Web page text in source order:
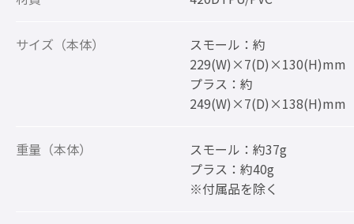
サイズ（本体）
スモール：約
229(W)×7(D)×130(H)mm
プラス：約
249(W)×7(D)×138(H)mm
重量（本体）
スモール：約37g
プラス：約40g
※付属品を除く